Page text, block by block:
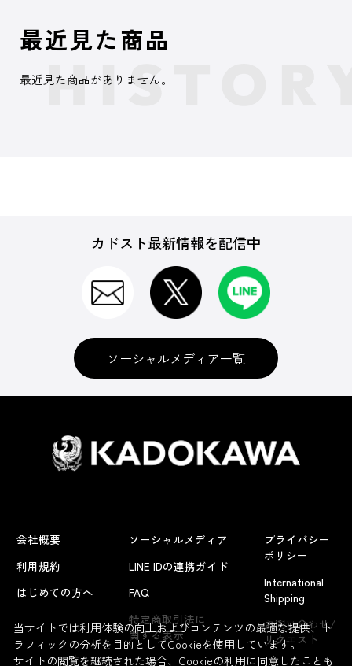
よくあるお問い合わせ
最近見た商品
最近見た商品がありません。
カドスト最新情報を配信中
ソーシャルメディア一覧
会社概要
利用規約
はじめての方へ
ソーシャルメディア
LINE IDの連携ガイド
FAQ
特定商取引法に
関する表示
プライバシー
ポリシー
International
Shipping
お問い合わせ/
リクエスト
当サイトでは利用体験の向上およびコンテンツの最適な提供、ト
ラフィックの分析を目的としてCookieを使用しています。
サイトの閲覧を継続された場合、Cookieの利用に同意したことも